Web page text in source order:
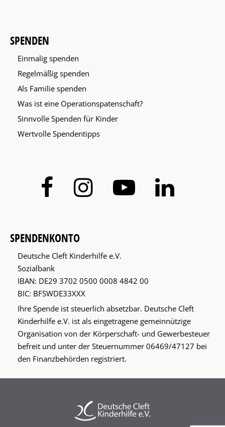
SPENDEN
Einmalig spenden
Regelmäßig spenden
Als Familie spenden
Was ist eine Operationspatenschaft?
Sinnvolle Spenden für Kinder
Wertvolle Spendentipps
SPENDENKONTO
Deutsche Cleft Kinderhilfe e.V.
Sozialbank
IBAN: DE29 3702 0500 0008 4842 00
BIC: BFSWDE33XXX
Ihre Spende ist steuerlich absetzbar. Deutsche Cleft
Kinderhilfe e.V. ist als eingetragene gemeinnützige
Organisation von der Körperschaft- und Gewerbesteuer
befreit und unter der Steuernummer 06469/47127 bei
den Finanzbehörden registriert.